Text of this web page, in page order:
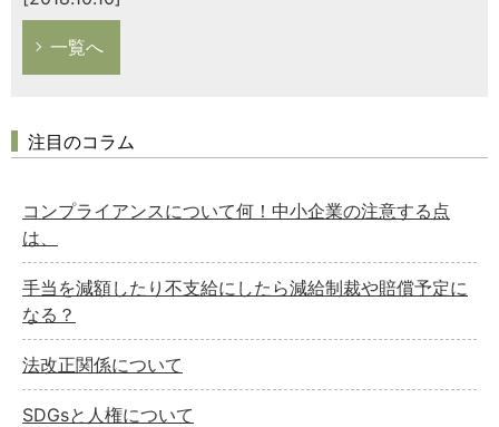
一覧へ
注目のコラム
コンプライアンスについて何！中小企業の注意する点
は、
手当を減額したり不支給にしたら減給制裁や賠償予定に
なる？
法改正関係について
SDGsと人権について